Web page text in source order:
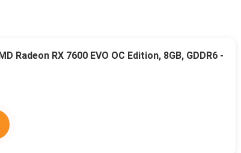
Radeon RX 7600 EVO OC Edition, 8GB, GDDR6 -